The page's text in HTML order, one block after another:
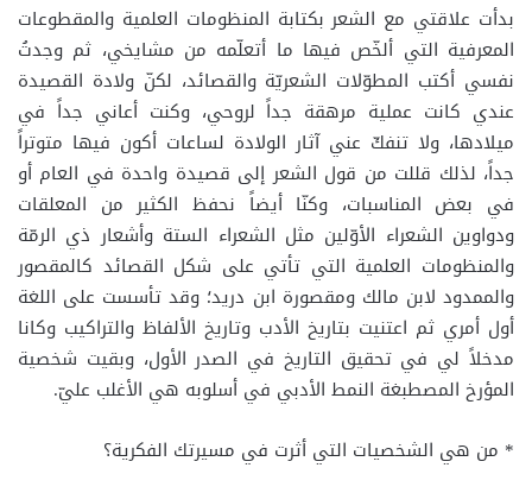
بدأت علاقتي مع الشعر بكتابة المنظومات العلمية والمقطوعات
المعرفية التي ألخّص فيها ما أتعلّمه من مشايخي، ثم وجدتُ
نفسي أكتب المطوّلات الشعريّة والقصائد، لكنّ ولادة القصيدة
عندي كانت عملية مرهقة جداً لروحي، وكنت أعاني جداً في
ميلادها، ولا تنفكّ عني آثار الولادة لساعات أكون فيها متوتراً
جداً، لذلك قللت من قول الشعر إلى قصيدة واحدة في العام أو
في بعض المناسبات، وكنّا أيضاً نحفظ الكثير من المعلقات
ودواوين الشعراء الأوّلين مثل الشعراء الستة وأشعار ذي الرمّة
والمنظومات العلمية التي تأتي على شكل القصائد كالمقصور
والممدود لابن مالك ومقصورة ابن دريد؛ وقد تأسست على اللغة
أول أمري ثم اعتنيت بتاريخ الأدب وتاريخ الألفاظ والتراكيب وكانا
مدخلاً لي في تحقيق التاريخ في الصدر الأول، وبقيت شخصية
المؤرخ المصطبغة النمط الأدبي في أسلوبه هي الأغلب عليّ.
* من هي الشخصيات التي أثرت في مسيرتك الفكرية؟